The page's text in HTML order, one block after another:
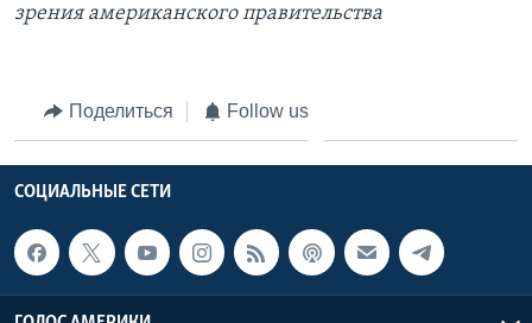
зрения американского правительства
Поделиться Follow us
СОЦИАЛЬНЫЕ СЕТИ